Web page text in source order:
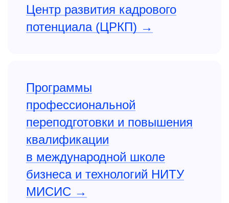
Центр развития кадрового
потенциала (ЦРКП)
Программы
профессиональной
переподготовки и повышения
квалификации
в международной школе
бизнеса и технологий НИТУ
МИСИС